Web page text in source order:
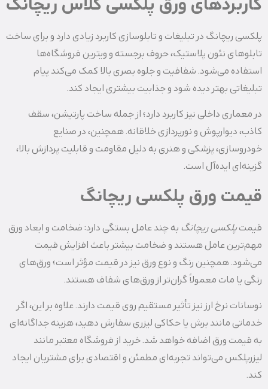
کاربردهای ورق پلکسی‌ گلاس ریچانگ
پلکسی ریچانگ در تبلیغات و تابلو‌سازی کاربرد زیادی دارد و برای ساخت
تابلوهای نئون پلاستیک، حروف برجسته و ویترین فروشگاه‌ها
استفاده می‌شود. شفافیت و جلوه بصری بالا کمک می‌کند پیام
تبلیغاتی بهتر دیده شود و جذابیت بیشتری ایجاد کند.
در معماری داخلی نیز کاربرد دارد؛ از جمله ساخت پارتیشن، سقف
کاذب، دیوارپوش و نورپردازی خلاقانه. همچنین، در صنایع
خودروسازی، پزشکی و هنری به دلیل مقاومت و قابلیت پردازش بالا،
گزینه‌ای ایده‌آل است.
قیمت ورق پلکسی ریچانگ
قیمتپلکسی ریچانگ به چند عامل بستگی دارد: ضخامت و ابعاد ورق
مهم‌ترین عامل هستند و ضخامت بیشتر باعث افزایش قیمت
می‌شود. همچنین رنگ و نوع ورق نیز در قیمت مؤثر است؛ ورق‌های
رنگی یا مات معمولاً گران‌تر از ورق‌های شفاف هستند.
نوسانات نرخ ارز نیز تأثیر مستقیم روی قیمت دارند. علاوه بر این، اگر
خدماتی مانند برش یا حکاکی لیزری سفارش دهید، هزینه جداگانه‌ای
به قیمت ورق اضافه خواهد شد. خرید از فروشگاه معتبر مانند
لیزرپلکس می‌تواند تجربه‌ای مطمئن و اقتصادی برای مشتریان ایجاد
کند.